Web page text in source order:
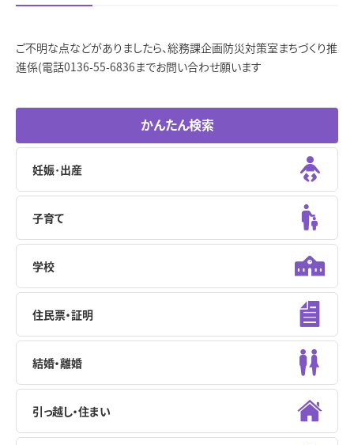
ご不明な点などがありましたら、総務課企画防災対策室まちづくり推
進係(電話0136-55-6836までお問い合わせ願います
かんたん検索
妊娠･出産
子育て
学校
住民票・証明
結婚・離婚
引っ越し・住まい